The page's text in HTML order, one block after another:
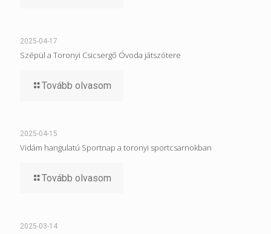
2025-04-17
Szépül a Toronyi Csicsergő Óvoda játszótere
Tovább olvasom
2025-04-15
Vidám hangulatú Sportnap a toronyi sportcsarnokban
Tovább olvasom
2025-03-14